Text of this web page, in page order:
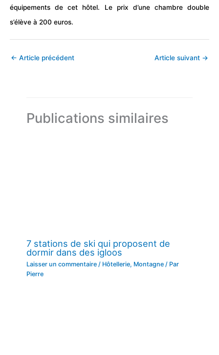
équipements de cet hôtel. Le prix d’une chambre double
s’élève à 200 euros.
← Article précédent Article suivant →
Publications similaires
7 stations de ski qui proposent de
dormir dans des igloos
Laisser un commentaire / Hôtellerie, Montagne / Par
Pierre